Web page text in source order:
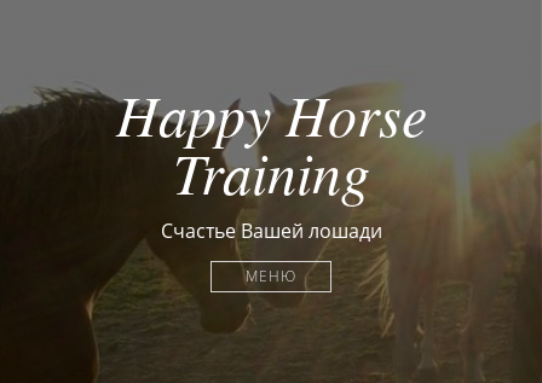
Happy Horse
Training
Счастье Вашей лошади
МЕНЮ